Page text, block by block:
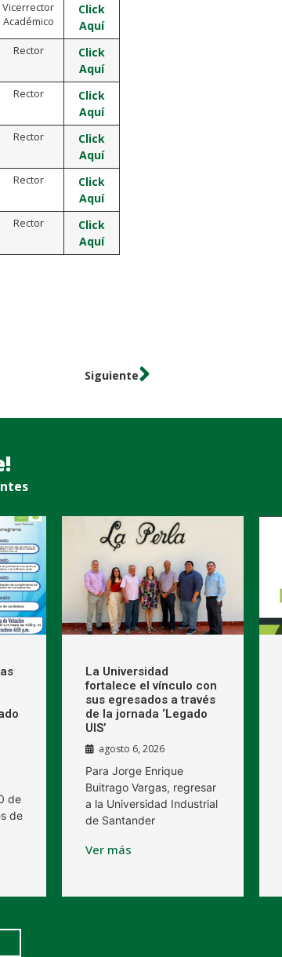
Vicerrector
Académico
Click
Aquí
Rector
Click
Aquí
Rector
Click
Aquí
Rector
Click
Aquí
Rector
Click
Aquí
Rector
Click
Aquí
Siguiente
de
de
La Universidad
fortalece el vínculo con
sus egresados a través
de la jornada ‘Legado
UIS’
agosto 6, 2026
Para Jorge Enrique
Buitrago Vargas, regresar
a la Universidad Industrial
de Santander
Ver más